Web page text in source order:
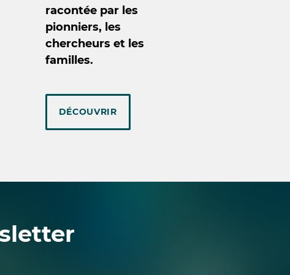
racontée par les
pionniers, les
chercheurs et les
familles.
DÉCOUVRIR